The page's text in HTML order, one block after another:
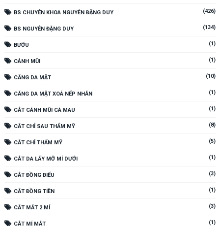
BS CHUYÊN KHOA NGUYỄN ĐẶNG DUY (426)
BS NGUYỄN ĐẶNG DUY (134)
BƯỚU (1)
CÁNH MŨI (1)
CĂNG DA MẶT (10)
CĂNG DA MẶT XOÁ NẾP NHĂN (1)
CẮT CÁNH MŨI CÀ MAU (1)
CẮT CHỈ SAU THẨM MỸ (8)
CẮT CHỈ THẨM MỸ (5)
CẮT DA LẤY MỠ MÍ DƯỚI (1)
CẮT ĐỒNG ĐIẾU (3)
CẮT ĐỒNG TIỀN (1)
CẮT MẮT 2 MÍ (3)
CẮT MÍ MẮT (1)